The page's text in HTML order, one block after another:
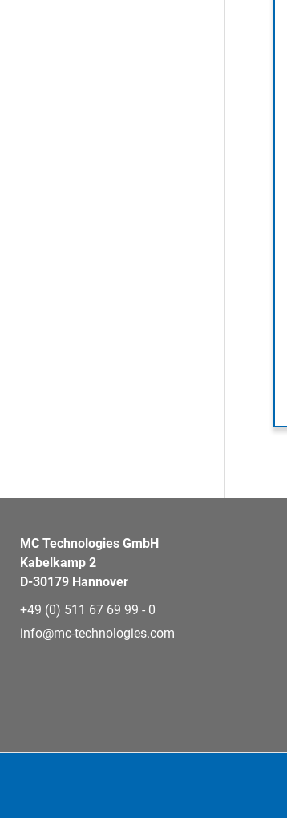
MC Technologies GmbH
Kabelkamp 2
D-30179 Hannover
+49 (0) 511 67 69 99 - 0
info@mc-technologies.com